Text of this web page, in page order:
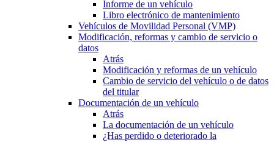
Informe de un vehículo
Libro electrónico de mantenimiento
Vehículos de Movilidad Personal (VMP)
Modificación, reformas y cambio de servicio o
datos
Atrás
Modificación y reformas de un vehículo
Cambio de servicio del vehículo o de datos
del titular
Documentación de un vehículo
Atrás
La documentación de un vehículo
¿Has perdido o deteriorado la